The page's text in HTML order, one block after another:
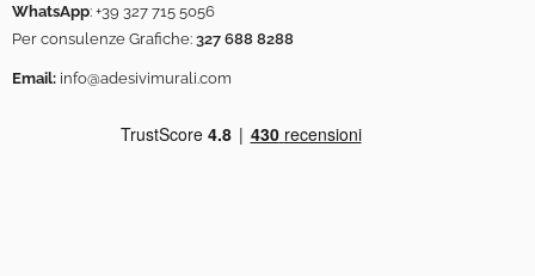
WhatsApp: +39 327 715 5056
Per consulenze Grafiche: 327 688 8288
Email: info@adesivimurali.com